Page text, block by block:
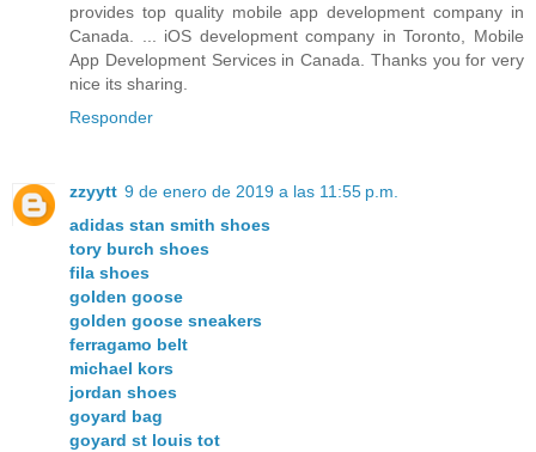
provides top quality mobile app development company in
Canada. ... iOS development company in Toronto, Mobile
App Development Services in Canada. Thanks you for very
nice its sharing.
Responder
zzyytt 9 de enero de 2019 a las 11:55 p.m.
adidas stan smith shoes
tory burch shoes
fila shoes
golden goose
golden goose sneakers
ferragamo belt
michael kors
jordan shoes
goyard bag
goyard st louis tot